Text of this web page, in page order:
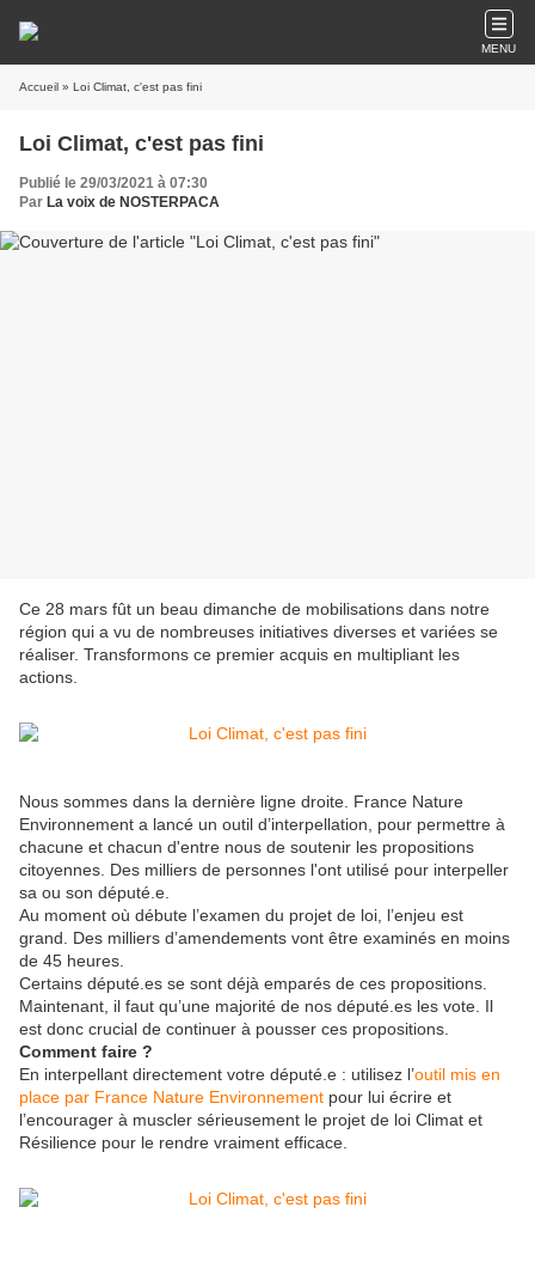
MENU
Accueil » Loi Climat, c'est pas fini
Loi Climat, c'est pas fini
Publié le 29/03/2021 à 07:30
Par La voix de NOSTERPACA
Ce 28 mars fût un beau dimanche de mobilisations dans notre
région qui a vu de nombreuses initiatives diverses et variées se
réaliser. Transformons ce premier acquis en multipliant les
actions.
Nous sommes dans la dernière ligne droite. France Nature
Environnement a lancé un outil d’interpellation, pour permettre à
chacune et chacun d'entre nous de soutenir les propositions
citoyennes. Des milliers de personnes l'ont utilisé pour interpeller
sa ou son député.e.
Au moment où débute l’examen du projet de loi, l’enjeu est
grand. Des milliers d’amendements vont être examinés en moins
de 45 heures.
Certains député.es se sont déjà emparés de ces propositions.
Maintenant, il faut qu’une majorité de nos député.es les vote. Il
est donc crucial de continuer à pousser ces propositions.
Comment faire ?
En interpellant directement votre député.e : utilisez l’outil mis en
place par France Nature Environnement pour lui écrire et
l’encourager à muscler sérieusement le projet de loi Climat et
Résilience pour le rendre vraiment efficace.